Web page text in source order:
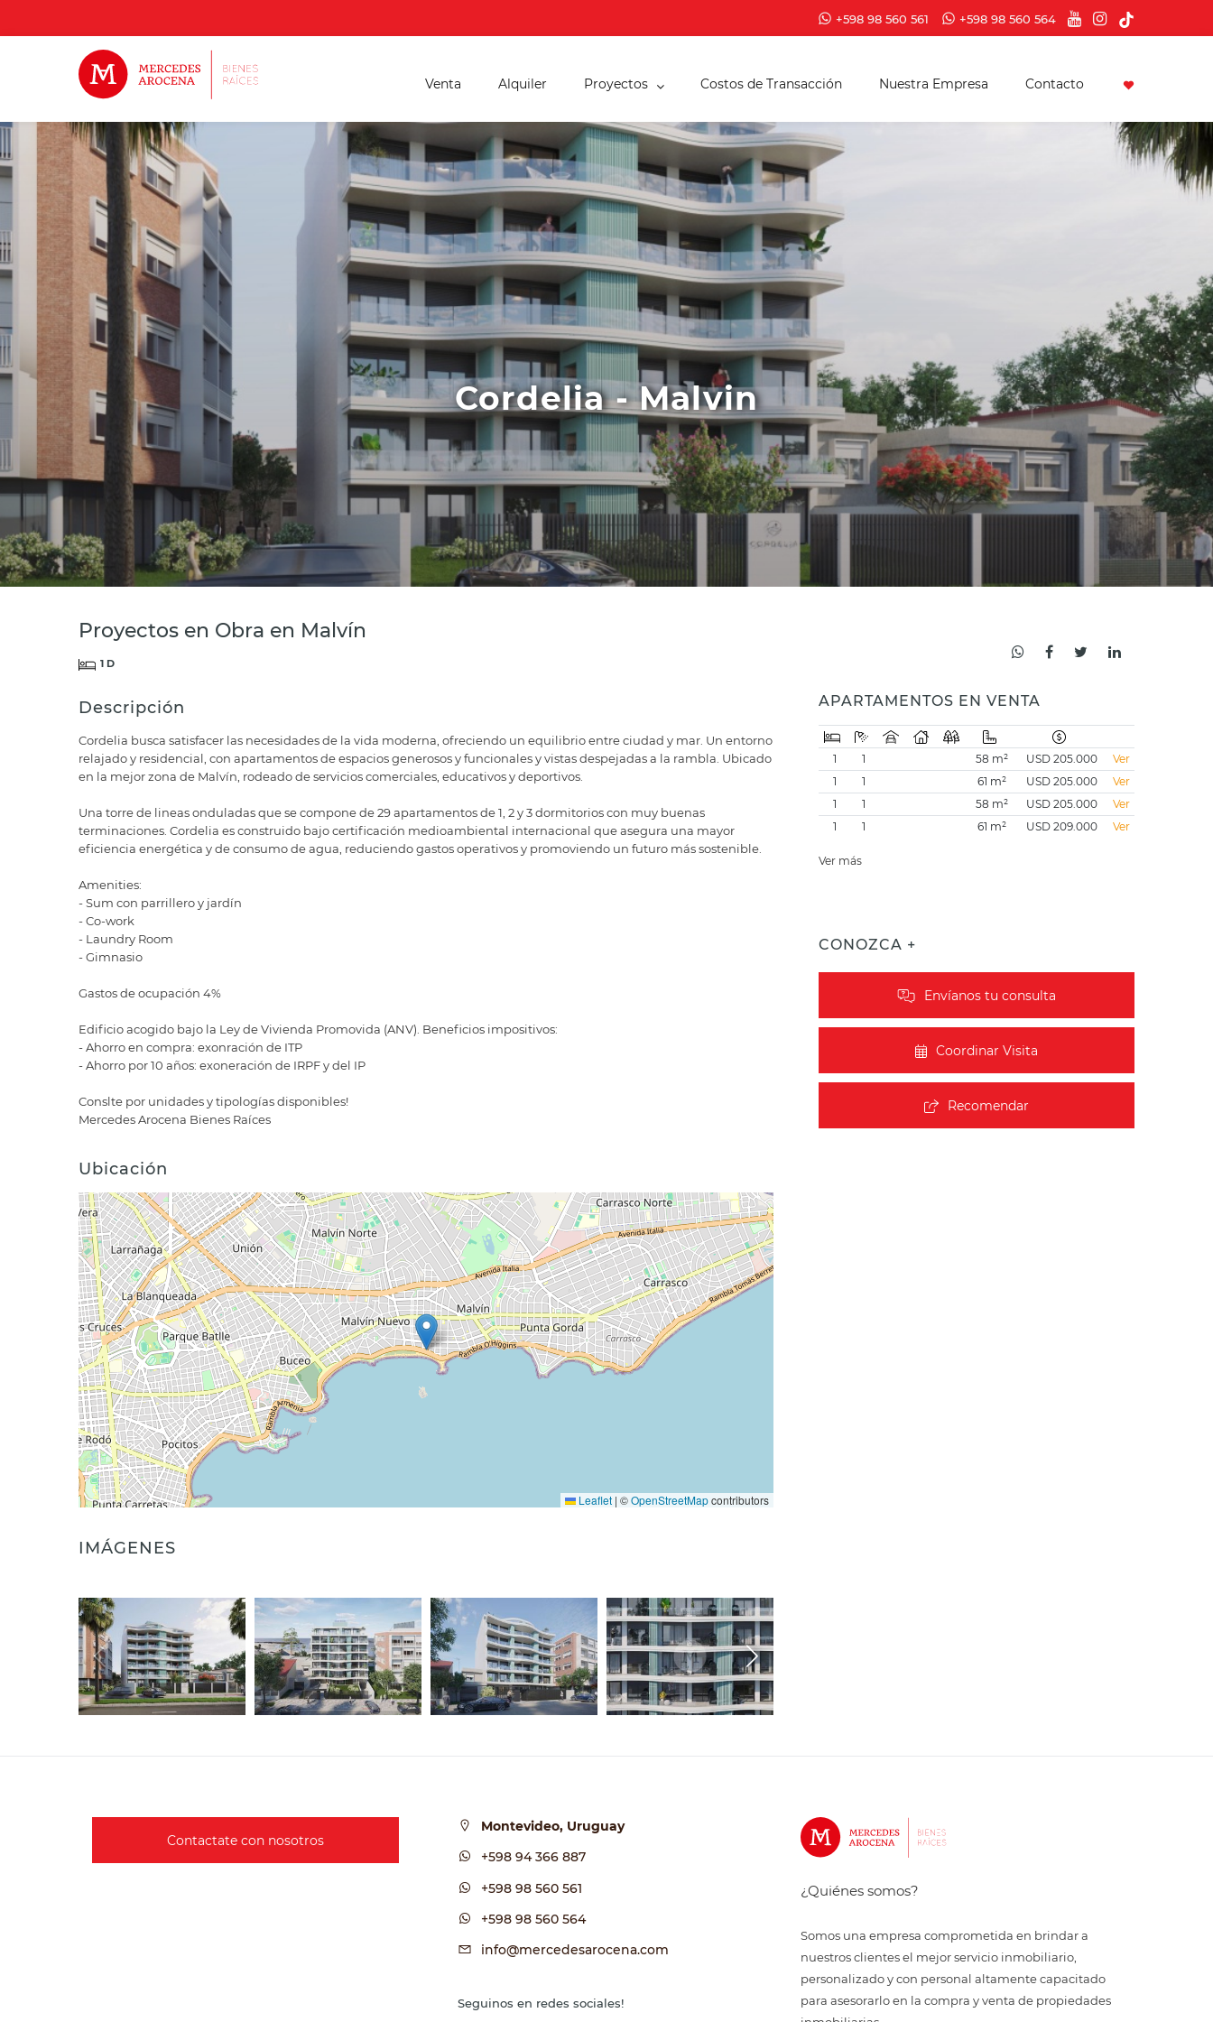
+598 98 560 561 +598 98 560 564
Venta Alquiler Proyectos Costos de Transacción Nuestra Empresa Contacto
Cordelia - Malvin
Proyectos en Obra en Malvín
1 D
Descripción
Cordelia busca satisfacer las necesidades de la vida moderna, ofreciendo un equilibrio entre ciudad y mar. Un entorno
relajado y residencial, con apartamentos de espacios generosos y funcionales y vistas despejadas a la rambla. Ubicado
en la mejor zona de Malvín, rodeado de servicios comerciales, educativos y deportivos.
Una torre de lineas onduladas que se compone de 29 apartamentos de 1, 2 y 3 dormitorios con muy buenas
terminaciones. Cordelia es construido bajo certificación medioambiental internacional que asegura una mayor
eficiencia energética y de consumo de agua, reduciendo gastos operativos y promoviendo un futuro más sostenible.
Amenities:
- Sum con parrillero y jardín
- Co-work
- Laundry Room
- Gimnasio
Gastos de ocupación 4%
Edificio acogido bajo la Ley de Vivienda Promovida (ANV). Beneficios impositivos:
- Ahorro en compra: exonración de ITP
- Ahorro por 10 años: exoneración de IRPF y del IP
Conslte por unidades y tipologías disponibles!
Mercedes Arocena Bienes Raíces
Ubicación
Leaflet | ©OpenStreetMapcontributors
IMÁGENES
APARTAMENTOS EN VENTA
1 1 58 m² USD 205.000
Ver
1
1 61 m² USD 205.000
Ver
1
1 58 m² USD 205.000
Ver
1
1 61 m² USD 209.000 Ver
Ver más
CONOZCA +
Envíanos tu consulta
Coordinar Visita
Recomendar
Contactate con nosotros
Montevideo, Uruguay
+598 94 366 887
+598 98 560 561
+598 98 560 564
info@mercedesarocena.com
Seguinos en redes sociales!
¿Quiénes somos?
Somos una empresa comprometida en brindar a
nuestros clientes el mejor servicio inmobiliario,
personalizado y con personal altamente capacitado
para asesorarlo en la compra y venta de propiedades